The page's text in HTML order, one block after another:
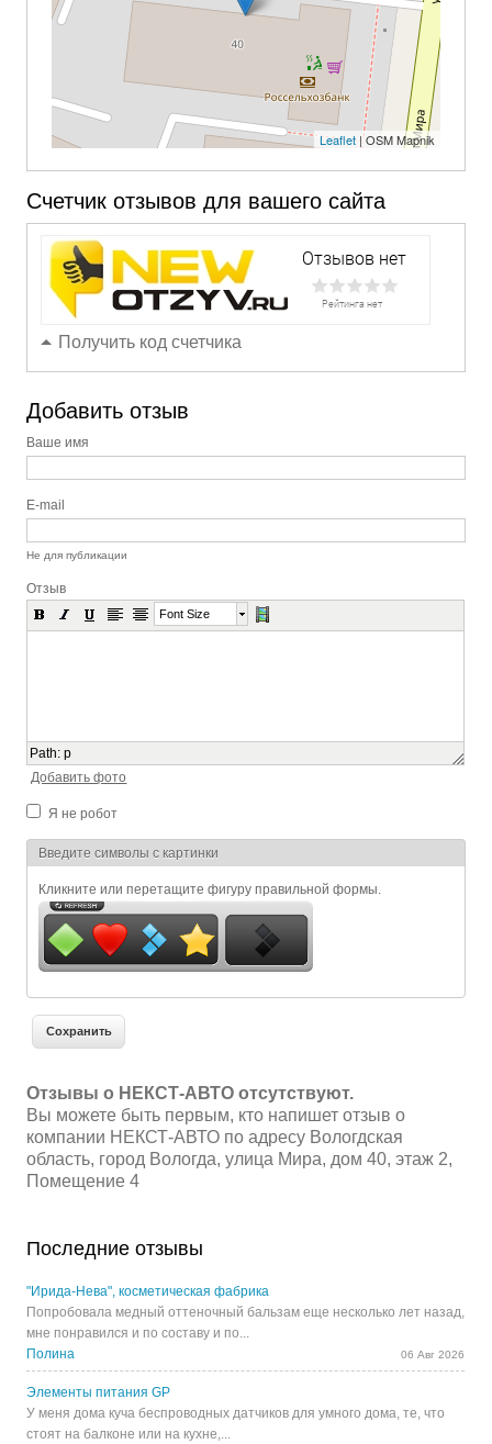
Leaflet| OSM Mapnik
Счетчик отзывов для вашего сайта
Получить код счетчика
Добавить отзыв
Ваше имя
E-mail
Не для публикации
Отзыв
Font Size
Path:p
Добавить фото
Я не робот
Я спамер
Введите символы с картинки
Кликните или перетащите фигуру правильной формы.
Отзывы о НЕКСТ-АВТО отсутствуют.
Вы можете быть первым, кто напишет отзыв о
компании НЕКСТ-АВТО по адресу Вологдская
область, город Вологда, улица Мира, дом 40, этаж 2,
Помещение 4
Последние отзывы
"Ирида-Нева", косметическая фабрика
Попробовала медный оттеночный бальзам еще несколько лет назад,
мне понравился и по составу и по...
Полина
06 Авг 2026
Элементы питания GP
У меня дома куча беспроводных датчиков для умного дома, те, что
стоят на балконе или на кухне,...